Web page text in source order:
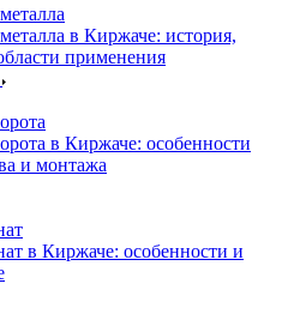
в Киржаче: история,
применения
в Киржаче: особенности
и монтажа
в Киржаче: особенности и